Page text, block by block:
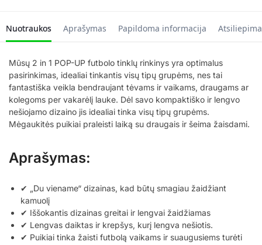
Nuotraukos Aprašymas Papildoma informacija
Mūsų 2 in 1 POP-UP futbolo tinklų rinkinys yra optimalus
pasirinkimas, idealiai tinkantis visų tipų grupėms, nes tai
fantastiška veikla bendraujant tėvams ir vaikams, draugams ar
kolegoms per vakarėlį lauke. Dėl savo kompaktiško ir lengvo
nešiojamo dizaino jis idealiai tinka visų tipų grupėms.
Mėgaukitės puikiai praleisti laiką su draugais ir šeima žaisdami.
Aprašymas:
✔ „Du viename“ dizainas, kad būtų smagiau žaidžiant
kamuolį
✔ Iššokantis dizainas greitai ir lengvai žaidžiamas
✔ Lengvas daiktas ir krepšys, kurį lengva nešiotis.
✔ Puikiai tinka žaisti futbolą vaikams ir suaugusiems turėti